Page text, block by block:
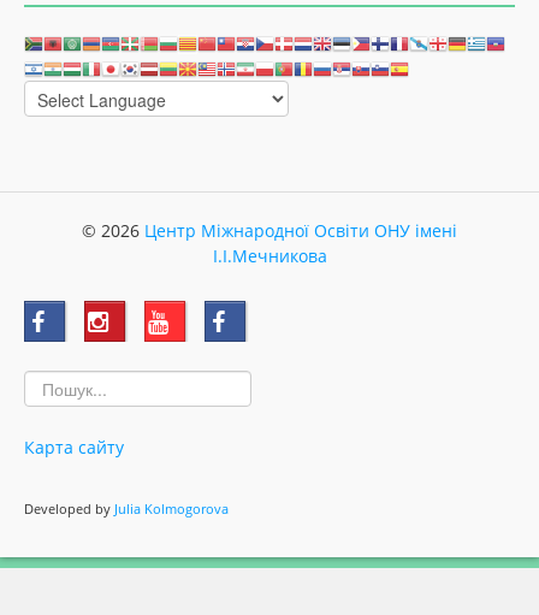
© 2026 Центр Міжнародної Освіти ОНУ імені
І.І.Мечникова
Карта сайту
Developed by Julia Kolmogorova